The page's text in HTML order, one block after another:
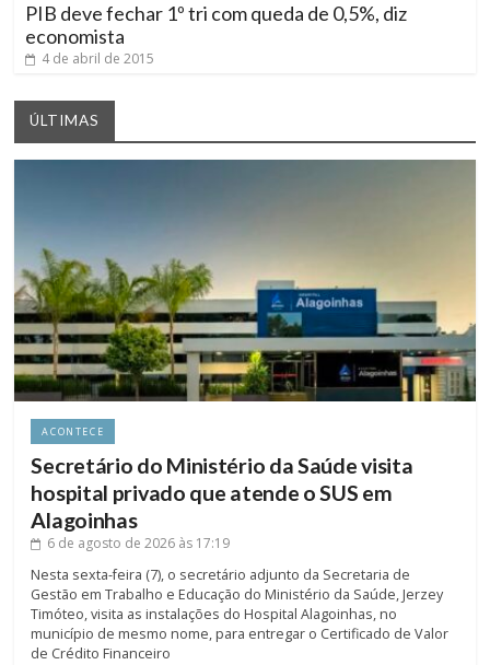
PIB deve fechar 1º tri com queda de 0,5%, diz
economista
4 de abril de 2015
ÚLTIMAS
ACONTECE
Secretário do Ministério da Saúde visita
hospital privado que atende o SUS em
Alagoinhas
6 de agosto de 2026 às 17:19
Nesta sexta-feira (7), o secretário adjunto da Secretaria de
Gestão em Trabalho e Educação do Ministério da Saúde, Jerzey
Timóteo, visita as instalações do Hospital Alagoinhas, no
município de mesmo nome, para entregar o Certificado de Valor
de Crédito Financeiro